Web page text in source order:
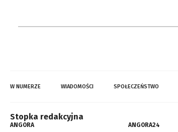
W NUMERZE WIADOMOŚCI SPOŁECZEŃSTWO
Stopka redakcyjna
ANGORA ANGORA24